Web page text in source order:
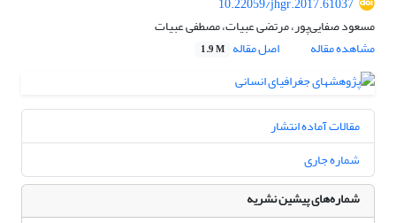
مسعود صفایی‌پور، مرتضی عبیات، مصطفی عبیات
مشاهده مقاله
اصل مقاله 1.9 M
مقالات آماده انتشار
شماره جاری
شماره‌های پیشین نشریه